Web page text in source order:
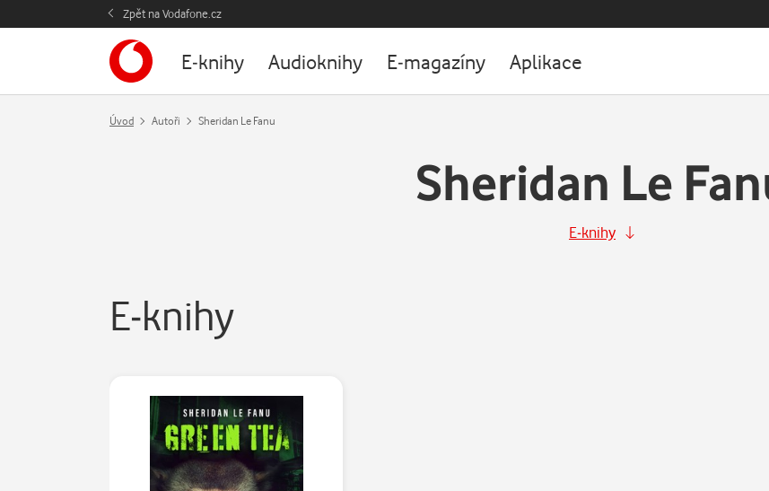
Zpět na Vodafone.cz
E-knihy Audioknihy E-magazíny Aplikace
Úvod Autoři Sheridan Le Fanu
Sheridan Le
E-knihy
E-knihy